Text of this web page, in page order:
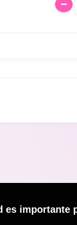
es importante